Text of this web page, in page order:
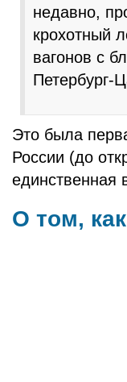
недавно,
крохотный
вагонов с
Петербург-
Это была
России (до
единственная
О том,